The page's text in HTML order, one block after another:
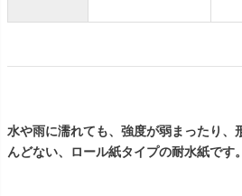
水や雨に濡れても、強度が弱まったり、
んどない、ロール紙タイプの耐水紙です。